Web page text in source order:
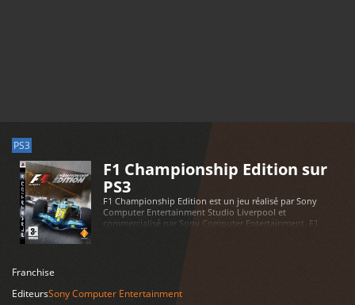
PS3
F1 Championship Edition sur
PS3
F1 Championship Edition est un jeu réalisé par Sony
Computer Entertainment Studio Liverpool et
commercialisé par Sony Computer Entertainment. F1
Franchise
EditeursSony Computer Entertainment